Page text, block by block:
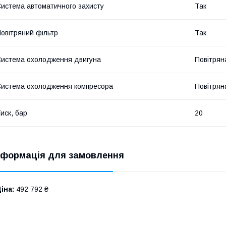
автоматичного захисту Так
фільтр Так
охолодження двигуна
охолодження компресора
бар 20
для замовлення
492 792 ₴